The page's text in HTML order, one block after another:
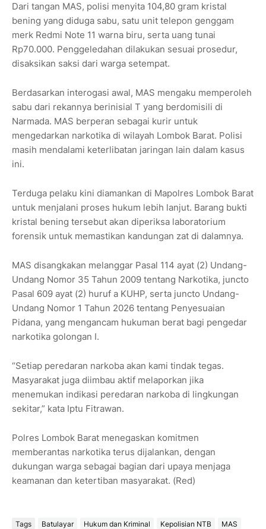
Dari tangan MAS, polisi menyita 104,80 gram kristal
bening yang diduga sabu, satu unit telepon genggam
merk Redmi Note 11 warna biru, serta uang tunai
Rp70.000. Penggeledahan dilakukan sesuai prosedur,
disaksikan saksi dari warga setempat.
Berdasarkan interogasi awal, MAS mengaku memperoleh
sabu dari rekannya berinisial T yang berdomisili di
Narmada. MAS berperan sebagai kurir untuk
mengedarkan narkotika di wilayah Lombok Barat. Polisi
masih mendalami keterlibatan jaringan lain dalam kasus
ini.
Terduga pelaku kini diamankan di Mapolres Lombok Barat
untuk menjalani proses hukum lebih lanjut. Barang bukti
kristal bening tersebut akan diperiksa laboratorium
forensik untuk memastikan kandungan zat di dalamnya.
MAS disangkakan melanggar Pasal 114 ayat (2) Undang-
Undang Nomor 35 Tahun 2009 tentang Narkotika, juncto
Pasal 609 ayat (2) huruf a KUHP, serta juncto Undang-
Undang Nomor 1 Tahun 2026 tentang Penyesuaian
Pidana, yang mengancam hukuman berat bagi pengedar
narkotika golongan I.
“Setiap peredaran narkoba akan kami tindak tegas.
Masyarakat juga diimbau aktif melaporkan jika
menemukan indikasi peredaran narkoba di lingkungan
sekitar,” kata Iptu Fitrawan.
Polres Lombok Barat menegaskan komitmen
memberantas narkotika terus dijalankan, dengan
dukungan warga sebagai bagian dari upaya menjaga
keamanan dan ketertiban masyarakat. (Red)
Tags Batulayar Hukum dan Kriminal Kepolisian NTB
MAS